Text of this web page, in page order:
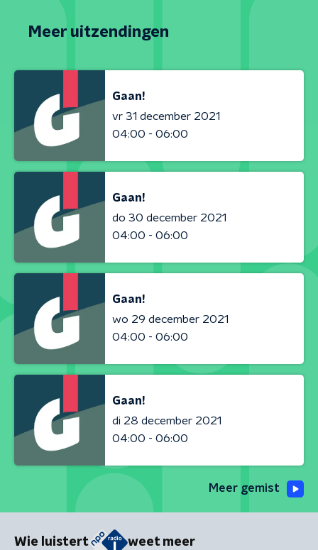
Meer uitzendingen
Gaan!
vr 31 december 2021
04:00 - 06:00
Gaan!
do 30 december 2021
04:00 - 06:00
Gaan!
wo 29 december 2021
04:00 - 06:00
Gaan!
di 28 december 2021
04:00 - 06:00
Meer gemist
Wie luistert weet meer